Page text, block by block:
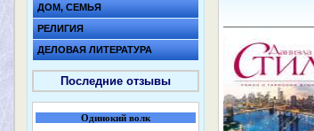
ДОМ, СЕМЬЯ
РЕЛИГИЯ
ДЕЛОВАЯ ЛИТЕРАТУРА
Последние отзывы
Одинокий волк